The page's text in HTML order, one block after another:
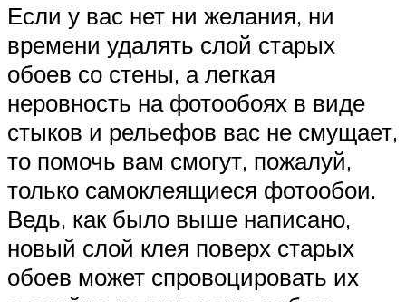
Если у вас нет ни желания, ни
времени удалять слой старых
обоев со стены, а легкая
неровность на фотообоях в виде
стыков и рельефов вас не смущает,
то помочь вам смогут, пожалуй,
только самоклеящиеся фотообои.
Ведь, как было выше написано,
новый слой клея поверх старых
обоев может спровоцировать их